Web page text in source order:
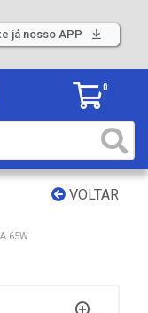
já nosso APP
0
VOLTAR
65W